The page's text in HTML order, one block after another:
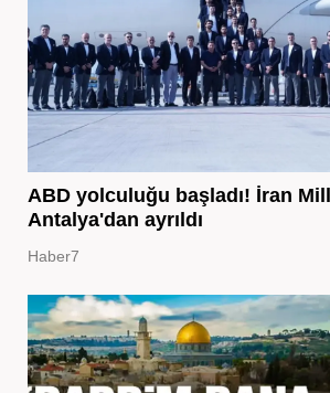
ABD yolculuğu başladı! İran Milli
Antalya'dan ayrıldı
Haber7